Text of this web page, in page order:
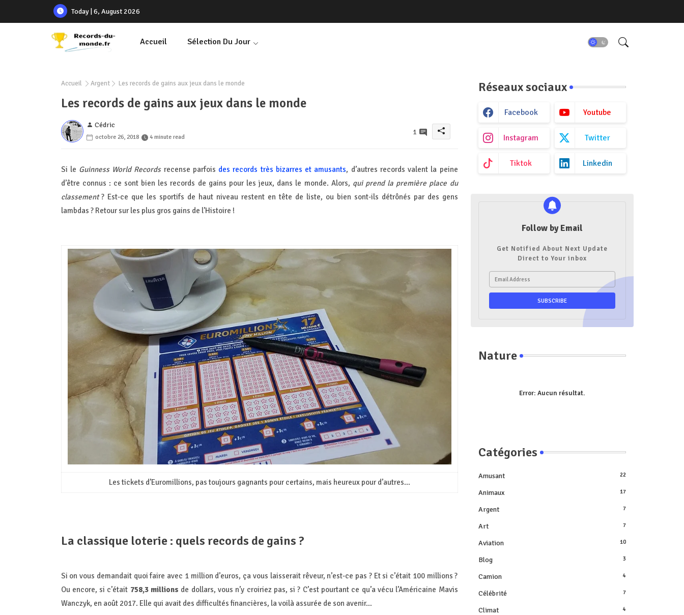
Today | 6, August 2026
Accueil Sélection Du Jour
Accueil Argent Les records de gains aux jeux dans le monde
Les records de gains aux jeux dans le monde
Cédric
octobre 26, 2018 4 minute read
1
Si le Guinness World Records recense parfois des records très bizarres et amusants, d’autres records valent la peine
d’être connus : ce sont bien les records de gains pour les jeux, dans le monde. Alors, qui prend la première place du
classement? Est-ce que les sportifs de haut niveau restent en tête de liste, ou bien sont-ils détrônés par des gens
lambdas ? Retour sur les plus gros gains de l’Histoire !
Les tickets d’Euromillions, pas toujours gagnants pour certains, mais heureux pour d’autres…
La classique loterie : quels records de gains ?
Si on vous demandait quoi faire avec 1 million d’euros, ça vous laisserait rêveur, n’est-ce pas ? Et si c’était 100 millions ?
Ou encore, si c’était 758,3 millions de dollars, vous n’y croiriez pas, si ? C’est pourtant ce qu’a vécu l’Américaine Mavis
Wanczyk, en août 2017. Elle qui avait des difficultés financières, la voilà assurée de son avenir…
Réseaux sociaux
Facebook Youtube
Instagram Twitter
Tiktok Linkedin
Follow by Email
Get Notified About Next Update
Direct to Your inbox
Nature
Error: Aucun résultat.
Catégories
Amusant 22
Animaux 17
Argent 7
Art 7
Aviation 10
Blog 3
Camion 4
Célébrité 7
Climat 4